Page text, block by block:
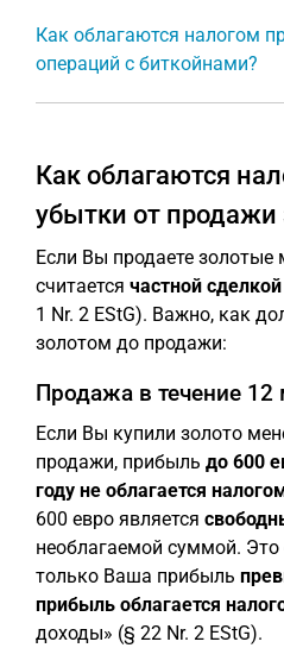
Как облагаются налогом
операций с биткойнами?
Как облагаются
убытки от продажи
Если Вы продаете золотые
считается частной
1 Nr. 2 EStG). Важно, как
золотом до продажи:
Продажа в течение 12
Если Вы купили золото
продажи, прибыль до 600
году не облагается
600 евро является
необлагаемой суммой. Это
только Ваша прибыль
прибыль облагается
доходы» (§ 22 Nr. 2 EStG).